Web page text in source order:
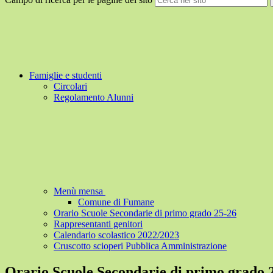
Famiglie e studenti
Circolari
Regolamento Alunni
Menù mensa
Comune di Fumane
Orario Scuole Secondarie di primo grado 25-26
Rappresentanti genitori
Calendario scolastico 2022/2023
Cruscotto scioperi Pubblica Amministrazione